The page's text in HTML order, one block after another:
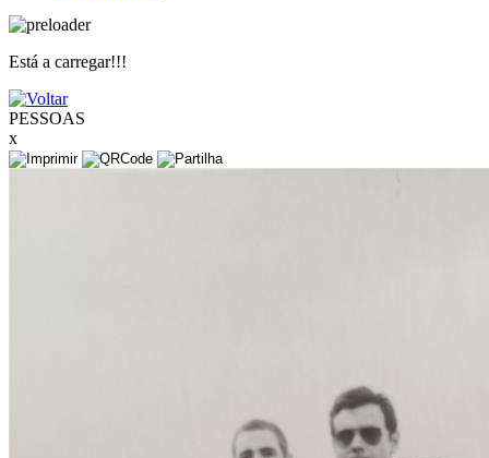
Está a carregar!!!
PESSOAS
x